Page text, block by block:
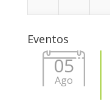
Eventos
05
Ago